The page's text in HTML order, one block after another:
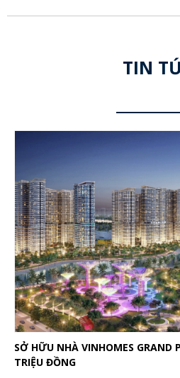
TIN
SỞ HỮU NHÀ VINHOMES GRAND
TRIỆU ĐỒNG